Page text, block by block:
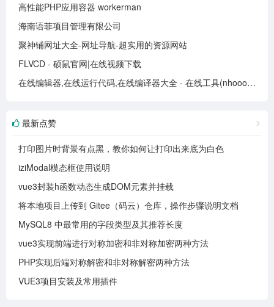
高性能PHP应用容器 workerman
海南语菲项目管理有限公司
聚神铺网址大全-网址导航-超实用的资源网站
FLVCD - 硕鼠官网|在线视频下载
在线编辑器,在线运行代码,在线编译器大全 - 在线工具(nhooo.com)
最新点赞
打印图片时背景有点黑，教你如何让打印出来底为白色
iziModal模态框使用说明
vue3封装h函数动态生成DOM元素并挂载
将本地项目上传到 Gitee（码云）仓库，操作步骤说明文档
MySQL8 中最常用的字段类型及其推荐长度
vue3实现前端进行对称加密和非对称加密两种方法
PHP实现后端对称解密和非对称解密两种方法
VUE3项目安装及常用插件